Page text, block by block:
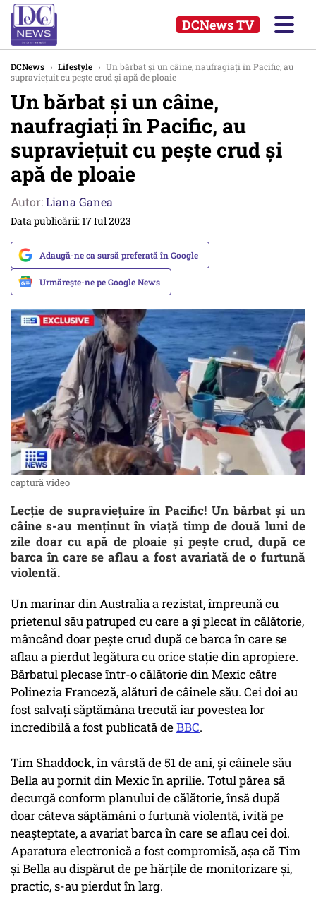
DCNews TV
DCNews › Lifestyle › Un bărbat şi un câine, naufragiaţi în Pacific, au
supravieţuit cu peşte crud şi apă de ploaie
Un bărbat şi un câine,
naufragiaţi în Pacific, au
supravieţuit cu peşte crud şi
apă de ploaie
Autor:Liana Ganea
Data publicării: 17 Iul 2023
Adaugă-ne ca sursă preferată în Google
Urmărește-ne pe Google News
captură video
Lecţie de supravieţuire în Pacific! Un bărbat și un
câine s-au menţinut în viaţă timp de două luni de
zile doar cu apă de ploaie și pește crud, după ce
barca în care se aflau a fost avariată de o furtună
violentă.
Un marinar din Australia a rezistat, împreună cu
prietenul său patruped cu care a şi plecat în călătorie,
mâncând doar pește crud după ce barca în care se
aflau a pierdut legătura cu orice staţie din apropiere.
Bărbatul plecase într-o călătorie din Mexic către
Polinezia Franceză, alături de câinele său. Cei doi au
fost salvați săptămâna trecută iar povestea lor
incredibilă a fost publicată deBBC.
Tim Shaddock, în vârstă de 51 de ani, și câinele său
Bella au pornit din Mexic în aprilie. Totul părea să
decurgă conform planului de călătorie, însă după
doar câteva săptămâni o furtună violentă, ivită pe
neaşteptate, a avariat barca în care se aflau cei doi.
Aparatura electronică a fost compromisă, așa că Tim
și Bella au dispărut de pe hărţile de monitorizare şi,
practic, s-au pierdut în larg.